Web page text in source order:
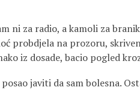
ni za radio, a kamoli za
probdjela na prozoru,
iz dosade, bacio pogled
javiti da sam bolesna.